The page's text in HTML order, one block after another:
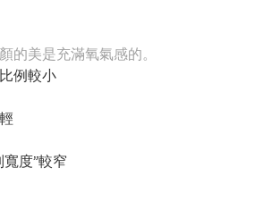
的美是充滿氧氣感的。
例較小
度”較窄